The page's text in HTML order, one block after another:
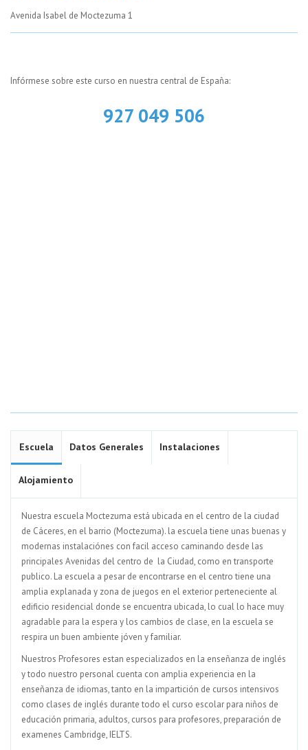
Avenida Isabel de Moctezuma 1
Infórmese sobre este curso en nuestra central de España:
927 049 506
Escuela Datos Generales Instalaciones
Alojamiento
Nuestra escuela Moctezuma está ubicada en el centro de la ciudad
de Cáceres, en el barrio (Moctezuma). la escuela tiene unas buenas y
modernas instalaciónes con facil acceso caminando desde las
principales Avenidas del centro de la Ciudad, como en transporte
publico. La escuela a pesar de encontrarse en el centro tiene una
amplia explanada y zona de juegos en el exterior perteneciente al
edificio residencial donde se encuentra ubicada, lo cual lo hace muy
agradable para la espera y los cambios de clase, en la escuela se
respira un buen ambiente jóven y familiar.
Nuestros Profesores estan especializados en la enseñanza de inglés
y todo nuestro personal cuenta con amplia experiencia en la
enseñanza de idiomas, tanto en la impartición de cursos intensivos
como clases de inglés durante todo el curso escolar para niños de
educación primaria, adultos, cursos para profesores, preparación de
examenes Cambridge, IELTS.